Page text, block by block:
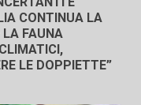
CONTINUA LA
LA FAUNA
LE DOPPIETTE”